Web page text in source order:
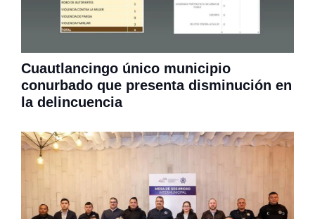
Cuautlancingo único municipio
conurbado que presenta disminución en
la delincuencia